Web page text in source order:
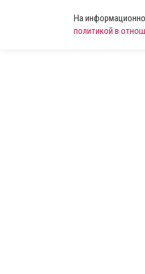
На
политикой в